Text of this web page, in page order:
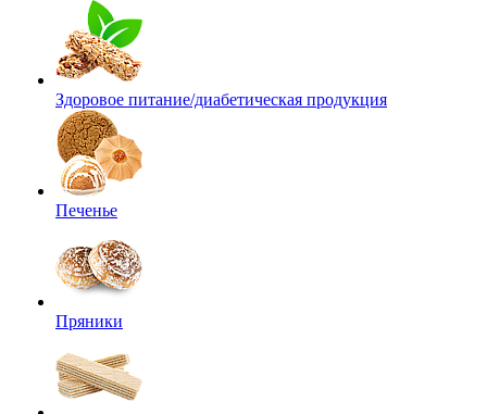
Здоровое питание/диабетическая продукция
Печенье
Пряники